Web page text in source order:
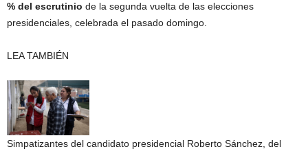
% del escrutinio de la segunda vuelta de las elecciones
presidenciales, celebrada el pasado domingo.
LEA TAMBIÉN
Simpatizantes del candidato presidencial Roberto Sánchez, del